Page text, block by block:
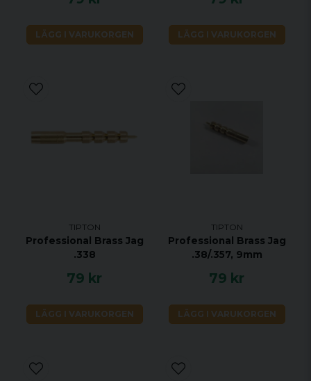
LÄGG I VARUKORGEN LÄGG I VARUKORGEN
TIPTON
Professional Brass Jag
.338
79 kr
LÄGG I VARUKORGEN
TIPTON
Professional Brass Jag
.38/.357, 9mm
79 kr
LÄGG I VARUKORGEN